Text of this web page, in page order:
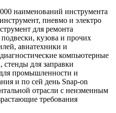
наименований инструмента
пневмо и электро
для ремонта
кузова и прочих
авиатехники и
компьютерные
для заправки
промышленности и
и по сей день Snap-on
отрасли с неизменным
требования